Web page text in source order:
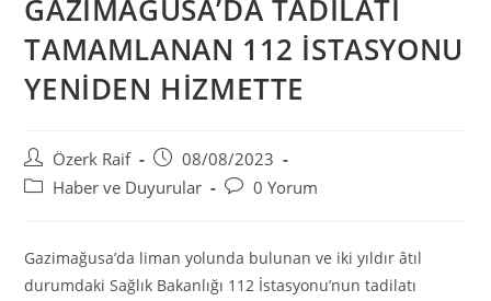
GAZİMAĞUSA’DA TADİLATI
TAMAMLANAN 112 İSTASYONU
YENİDEN HİZMETTE
Post
author:
Özerk Raif
Post
published:
08/08/2023
PostHaber ve Duyurular
Post0 Yorum
Gazimağusa’da liman yolunda bulunan ve iki yıldır âtıl
durumdaki Sağlık Bakanlığı 112 İstasyonu’nun tadilatı